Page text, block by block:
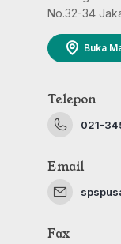
No.32-34
Buka
Telepon
021-
Email
Fax